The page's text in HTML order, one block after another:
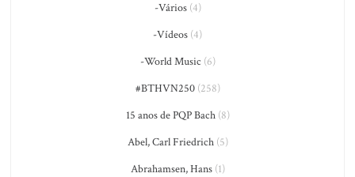
-Vários(4)
-Vídeos (4)
-World Music (6)
#BTHVN250(258)
15 anos de PQP Bach(8)
Abel, Carl Friedrich(5)
Abrahamsen, Hans(1)